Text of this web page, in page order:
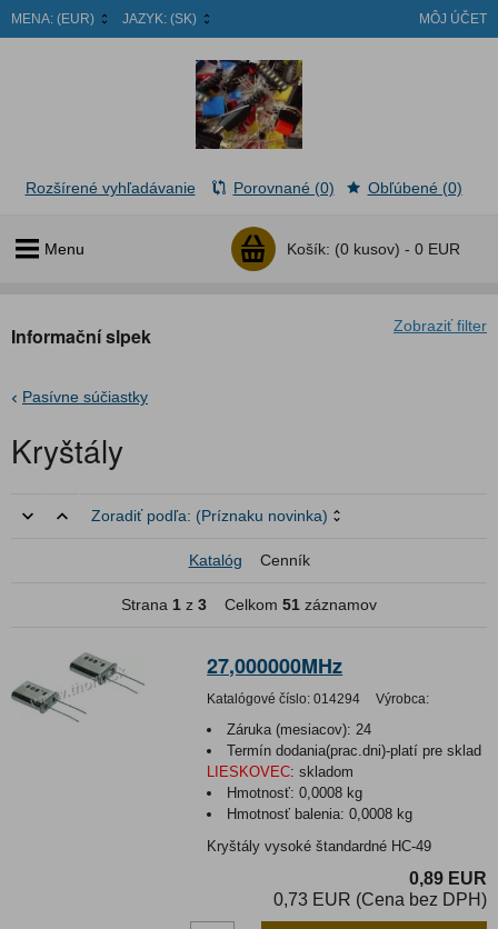
MENA: (EUR) JAZYK: (SK) MÔJ ÚČET
Menu Košík: (0 kusov) - 0 EUR
Rozšírené vyhľadávanie Porovnané (0) Obľúbené (0)
Zobraziť filter
Informační slpek
Pasívne súčiastky
Kryštály
Zoradiť podľa: (Príznaku novinka)
Katalóg Cenník
Strana 1 z 3 Celkom 51 záznamov
27,000000MHz
Katalógové číslo: 014294 Výrobca:
Záruka (mesiacov): 24
Termín dodania(prac.dni)-platí pre sklad
LIESKOVEC: skladom
Hmotnosť:0,0008 kg
Hmotnosť balenia:0,0008 kg
Kryštály vysoké štandardné HC-49
0,89 EUR
0,73 EUR (Cena bez DPH)